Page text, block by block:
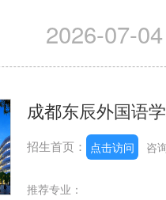
2026-07-
成都东辰外国语
招生首页： 点击访问 咨
推荐专业：